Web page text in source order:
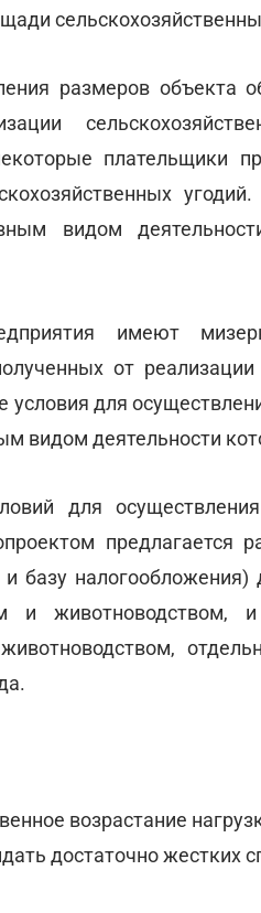
размеров
плательщики
видом
имеют
от
для
видом деятельности
для
предлагается
базу
и животноводством,
возрастание
достаточно жестких